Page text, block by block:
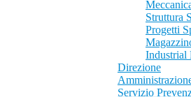
Struttura
Progetti
Industrial
Direzione
Servizio